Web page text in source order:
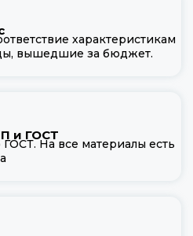
характеристикам
вышедшие за бюджет.
и ГОСТ
На все материалы есть